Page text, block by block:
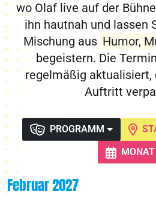
wo Olaf live auf der
ihn hautnah und lassen
Mischung aus Humor,
begeistern. Die
regelmäßig aktualisiert,
Auftritt
PROGRAMM
MONAT
Februar 2027